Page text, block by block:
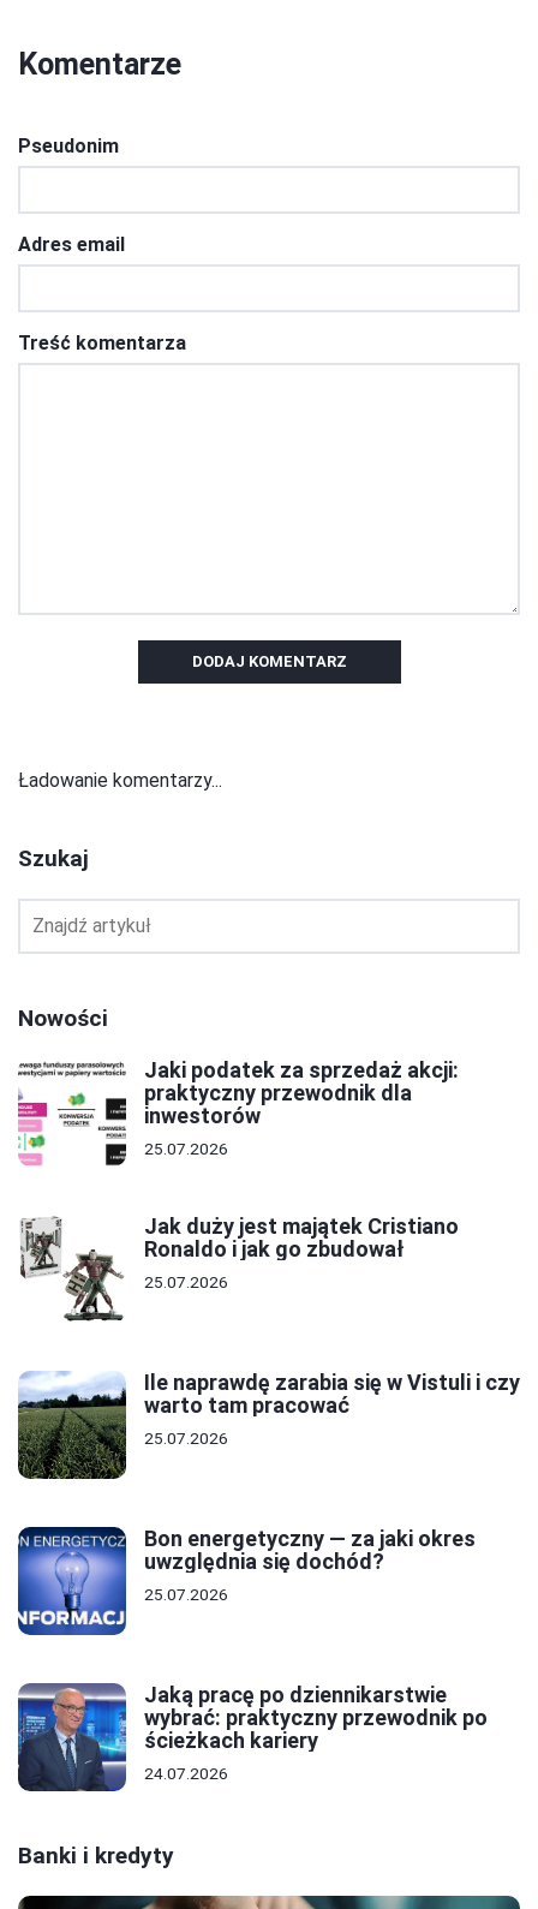
Komentarze
Pseudonim
Adres email
Treść komentarza
DODAJ KOMENTARZ
Ładowanie komentarzy...
Szukaj
Nowości
Jaki podatek za sprzedaż akcji:
praktyczny przewodnik dla
inwestorów
25.07.2026
Jak duży jest majątek Cristiano
Ronaldo i jak go zbudował
25.07.2026
Ile naprawdę zarabia się w Vistuli i czy
warto tam pracować
25.07.2026
Bon energetyczny — za jaki okres
uwzględnia się dochód?
25.07.2026
Jaką pracę po dziennikarstwie
wybrać: praktyczny przewodnik po
ścieżkach kariery
24.07.2026
Banki i kredyty